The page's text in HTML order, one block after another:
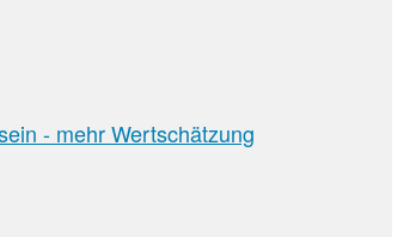
- mehr Wertschätzung